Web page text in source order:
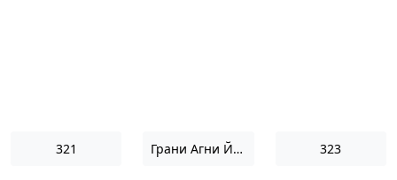
321 Грани Агни Йоги 1966 323